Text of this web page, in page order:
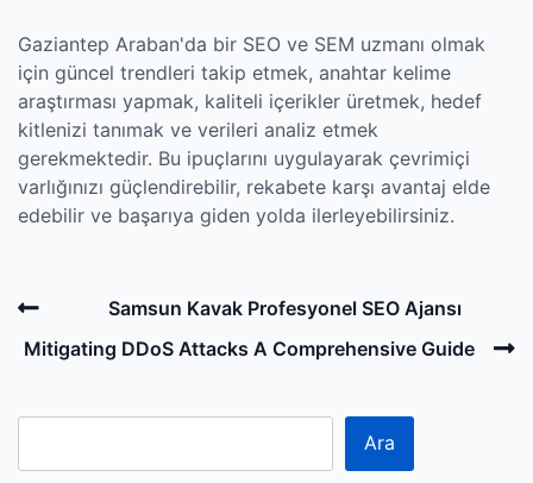
Gaziantep Araban'da bir SEO ve SEM uzmanı olmak
için güncel trendleri takip etmek, anahtar kelime
araştırması yapmak, kaliteli içerikler üretmek, hedef
kitlenizi tanımak ve verileri analiz etmek
gerekmektedir. Bu ipuçlarını uygulayarak çevrimiçi
varlığınızı güçlendirebilir, rekabete karşı avantaj elde
edebilir ve başarıya giden yolda ilerleyebilirsiniz.
Post
navigation
Previous
Post
Samsun Kavak Profesyonel SEO Ajansı
Mitigating DDoS Attacks A Comprehensive Guide
Ara